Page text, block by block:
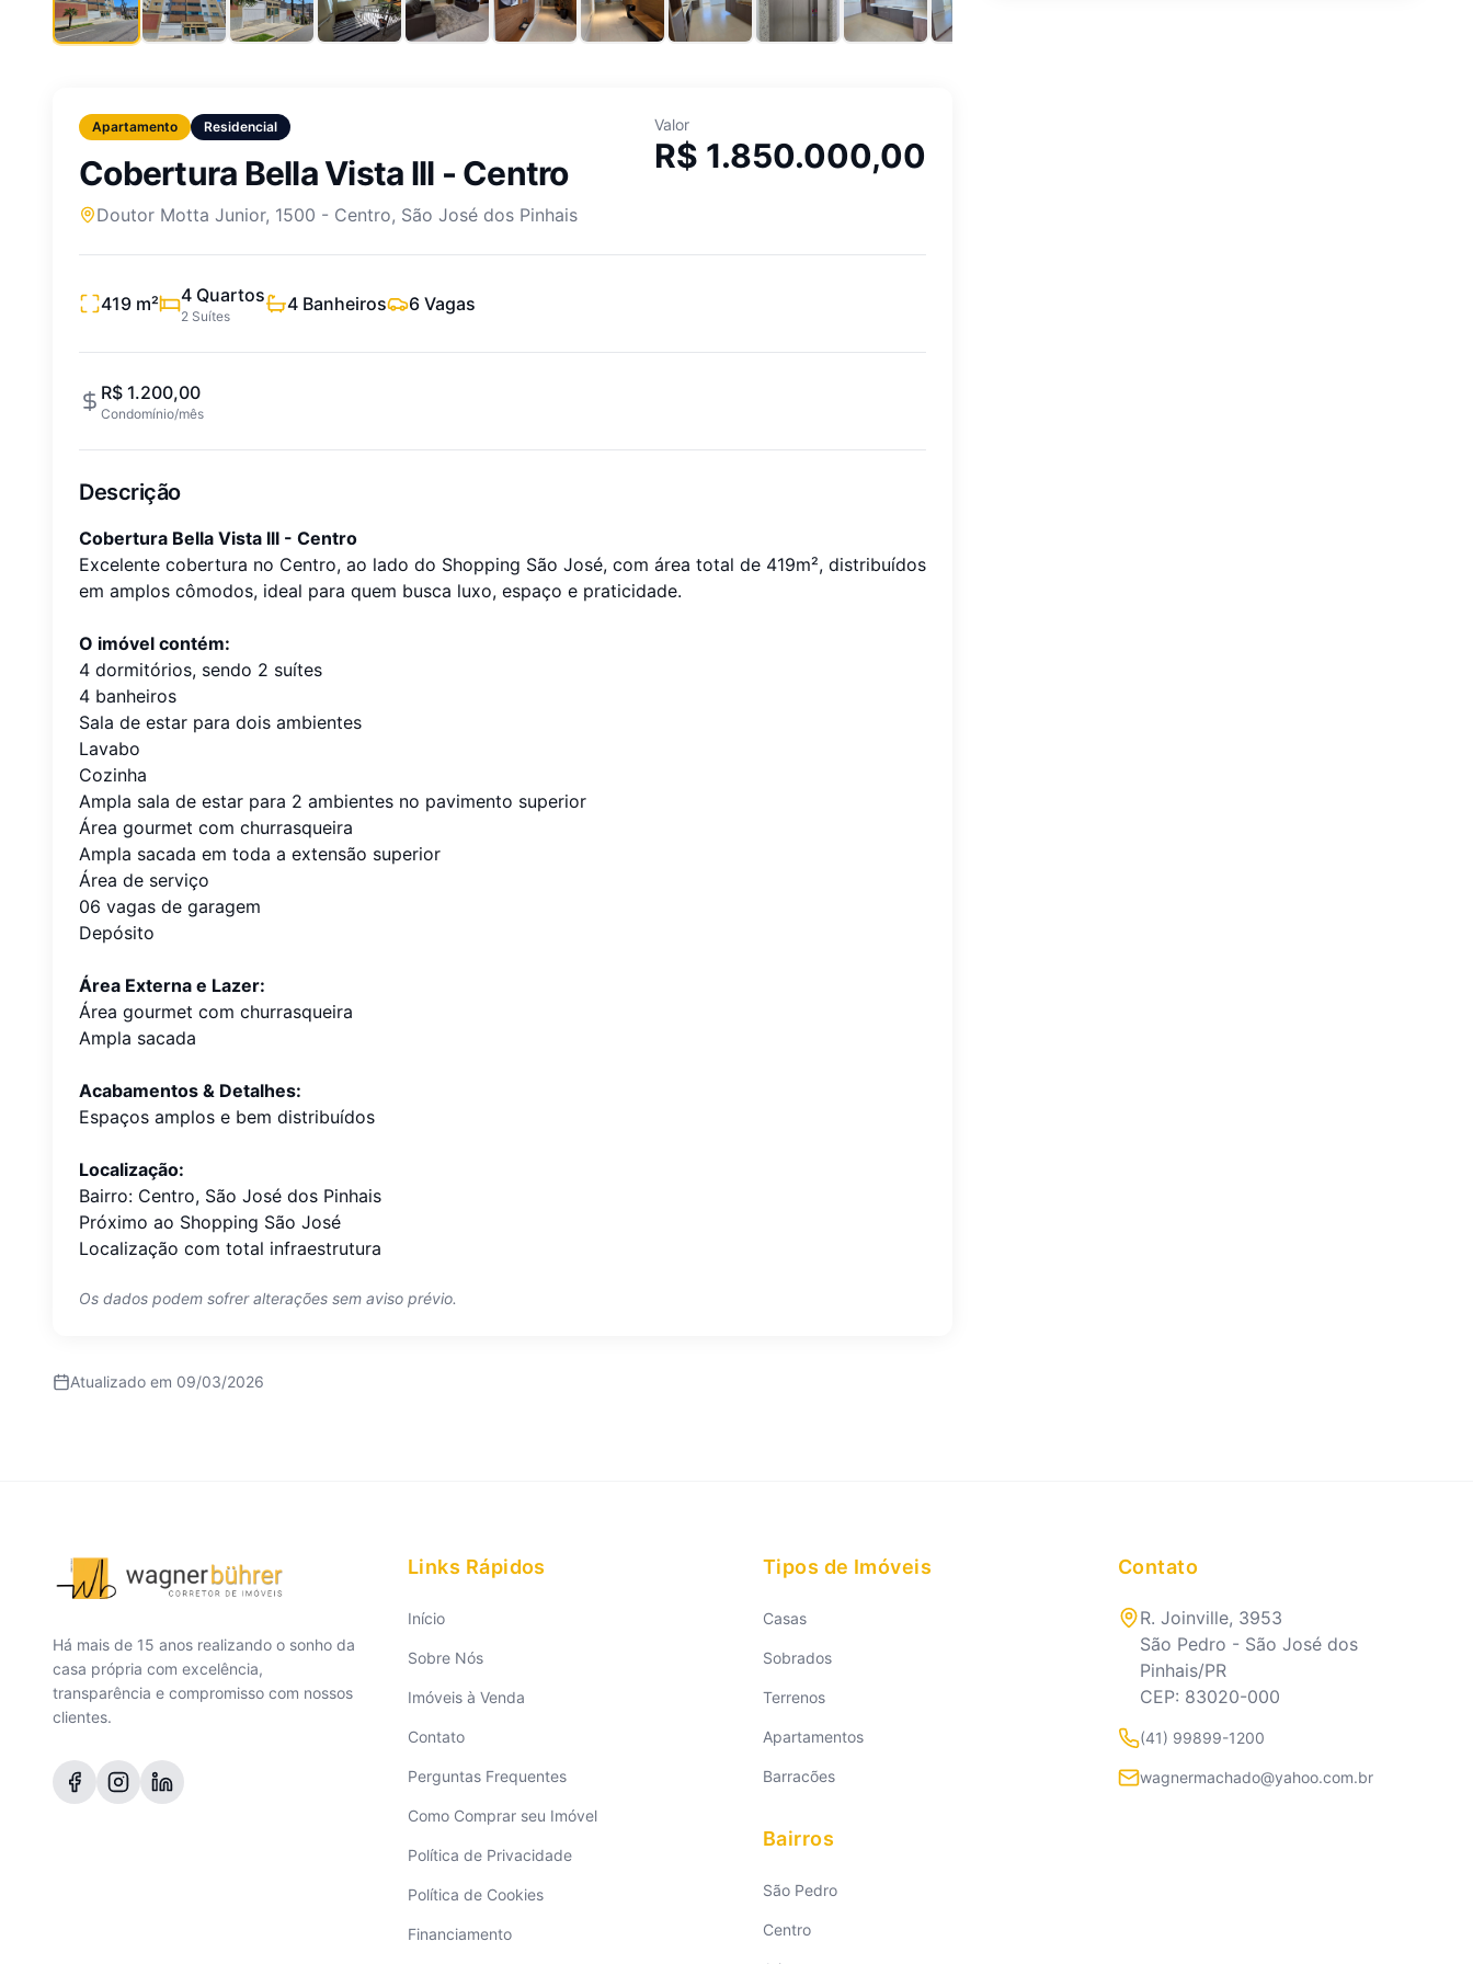
Apartamento Residencial
Cobertura Bella Vista lll - Centro
Doutor Motta Junior, 1500 - Centro, São José dos Pinhais
Valor
R$ 1.850.000,00
419 m² 4 Quartos
2 Suítes
4 Banheiros 6 Vagas
R$ 1.200,00
Condomínio/mês
Descrição
Cobertura Bella Vista lll - Centro
Excelente cobertura no Centro, ao lado do Shopping São José, com área total de 419m², distribuídos
em amplos cômodos, ideal para quem busca luxo, espaço e praticidade.
O imóvel contém:
4 dormitórios, sendo 2 suítes
4 banheiros
Sala de estar para dois ambientes
Lavabo
Cozinha
Ampla sala de estar para 2 ambientes no pavimento superior
Área gourmet com churrasqueira
Ampla sacada em toda a extensão superior
Área de serviço
06 vagas de garagem
Depósito
Área Externa e Lazer:
Área gourmet com churrasqueira
Ampla sacada
Acabamentos & Detalhes:
Espaços amplos e bem distribuídos
Localização:
Bairro: Centro, São José dos Pinhais
Próximo ao Shopping São José
Localização com total infraestrutura
Os dados podem sofrer alterações sem aviso prévio.
Atualizado em 09/03/2026
Há mais de 15 anos realizando o sonho da
casa própria com excelência,
transparência e compromisso com nossos
clientes.
Links Rápidos
Início
Sobre Nós
Imóveis à Venda
Contato
Perguntas Frequentes
Como Comprar seu Imóvel
Política de Privacidade
Política de Cookies
Financiamento
Tipos de Imóveis
Casas
Sobrados
Terrenos
Apartamentos
Barracões
Bairros
São Pedro
Centro
Contato
R. Joinville, 3953
São Pedro - São José dos
Pinhais/PR
CEP: 83020-000
(41) 99899-1200
wagnermachado@yahoo.com.br